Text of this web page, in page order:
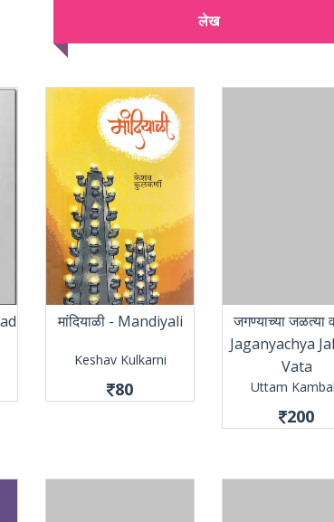
लेख
मांदियाळी - Mandiyali
Keshav Kulkarni
80
जगण्याच्या जळत्या
Jaganyachya
Vata
Uttam
200